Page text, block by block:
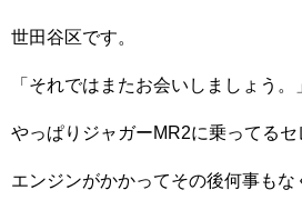
世田谷区です。
「それではまたお会いしましょう。
やっぱりジャガーMR2に乗ってるセ
エンジンがかかってその後何事も